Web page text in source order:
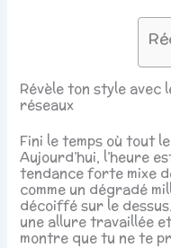
Révèle ton style avec
réseaux
Fini le temps où tout
Aujourd’hui, l’heure
tendance forte mixe
comme un dégradé
décoiffé sur le
une allure travaillée
montre que tu ne te